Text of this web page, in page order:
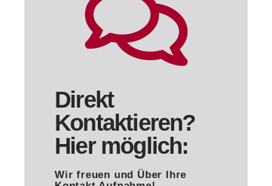
Direkt
Kontaktieren?
Hier möglich:
Wir freuen und Über Ihre